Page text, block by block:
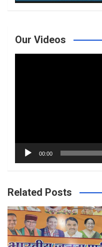
Our Videos
00:00
Related Posts